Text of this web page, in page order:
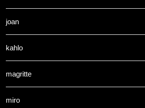
joan
kahlo
magritte
miro